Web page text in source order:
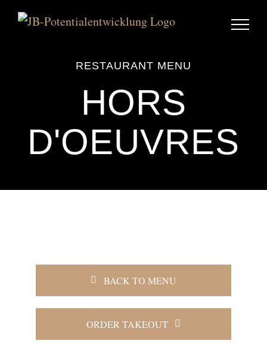
Zum
Inhalt
RESTAURANT MENU
HORS
D'OEUVRES
BACK TO MENU
ORDER TAKEOUT